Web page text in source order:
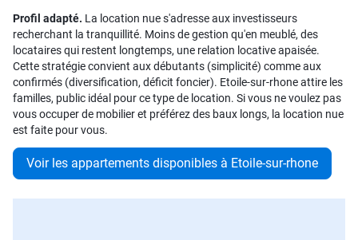
Profil adapté. La location nue s'adresse aux investisseurs
recherchant la tranquillité. Moins de gestion qu'en meublé, des
locataires qui restent longtemps, une relation locative apaisée.
Cette stratégie convient aux débutants (simplicité) comme aux
confirmés (diversification, déficit foncier). Etoile-sur-rhone attire les
familles, public idéal pour ce type de location. Si vous ne voulez pas
vous occuper de mobilier et préférez des baux longs, la location nue
est faite pour vous.
Voir les appartements disponibles à Etoile-sur-rhone